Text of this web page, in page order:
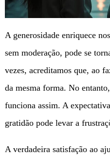
A generosidade enriquece
sem moderação, pode se
vezes, acreditamos que, ao
da mesma forma. No
funciona assim. A
gratidão pode levar a
A verdadeira satisfação ao